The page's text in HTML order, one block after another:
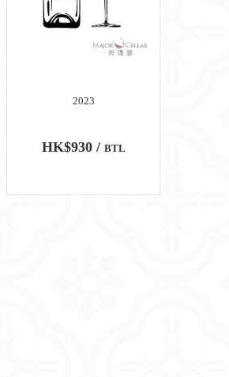
2023
HK$930 / BTL